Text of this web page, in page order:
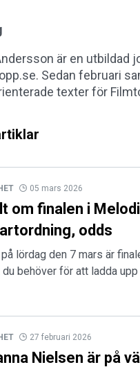
är en utbildad
Sedan februari
texter för
05 mars 2026
om finalen i
odds
på lördag den 7 mars är
du behöver för att ladda
27 februari 2026
Nielsen är på